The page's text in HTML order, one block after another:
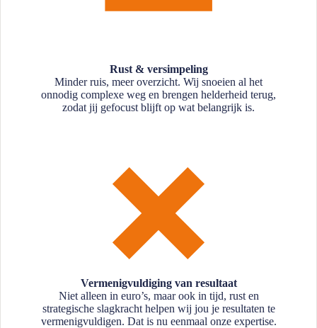
Rust & versimpeling
Minder ruis, meer overzicht. Wij snoeien al het
onnodig complexe weg en brengen helderheid terug,
zodat jij gefocust blijft op wat belangrijk is.
Vermenigvuldiging van resultaat
Niet alleen in euro’s, maar ook in tijd, rust en
strategische slagkracht helpen wij jou je resultaten te
vermenigvuldigen. Dat is nu eenmaal onze expertise.